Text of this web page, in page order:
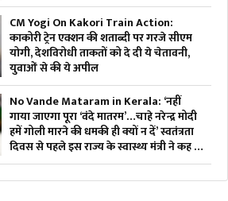
CM Yogi On Kakori Train Action:
काकोरी ट्रेन एक्शन की शताब्दी पर गरजे सीएम
योगी, देशविरोधी ताकतों को दे दी ये चेतावनी,
युवाओं से की ये अपील
No Vande Mataram in Kerala: ‘नहीं
गाया जाएगा पूरा ‘वंदे मातरम’…चाहे नरेन्द्र मोदी
हमें गोली मारने की धमकी ही क्यों न दें’ स्वतंत्रता
दिवस से पहले इस राज्य के स्वास्थ्य मंत्री ने कह दी
बड़ी बात